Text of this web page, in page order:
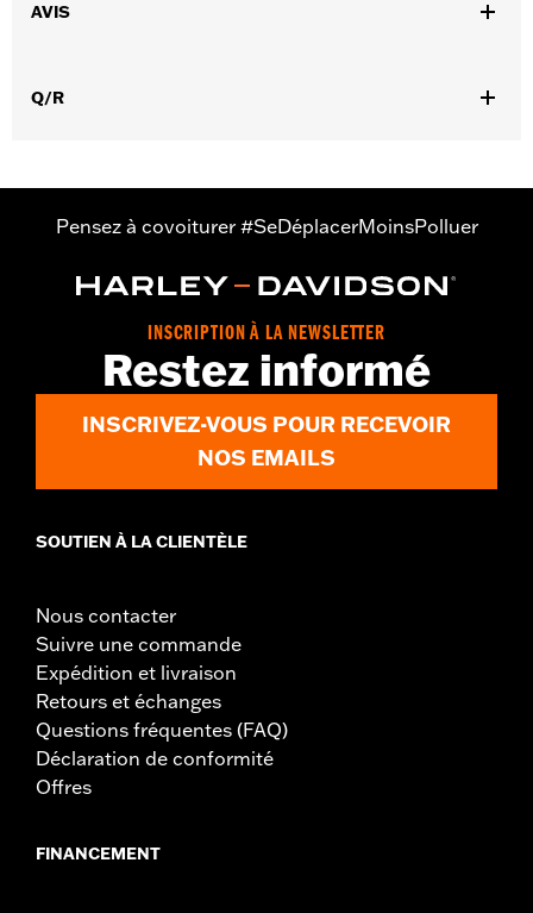
Caractéristiques fonctionnelles:
Protection inclue
Origine:Importé
AVIS
Q/R
Pensez à covoiturer #SeDéplacerMoinsPolluer
INSCRIPTION À LA NEWSLETTER
Restez informé
INSCRIVEZ-VOUS POUR RECEVOIR
NOS EMAILS
SOUTIEN À LA CLIENTÈLE
Nous contacter
Suivre une commande
Expédition et livraison
Retours et échanges
Questions fréquentes (FAQ)
Déclaration de conformité
Offres
FINANCEMENT